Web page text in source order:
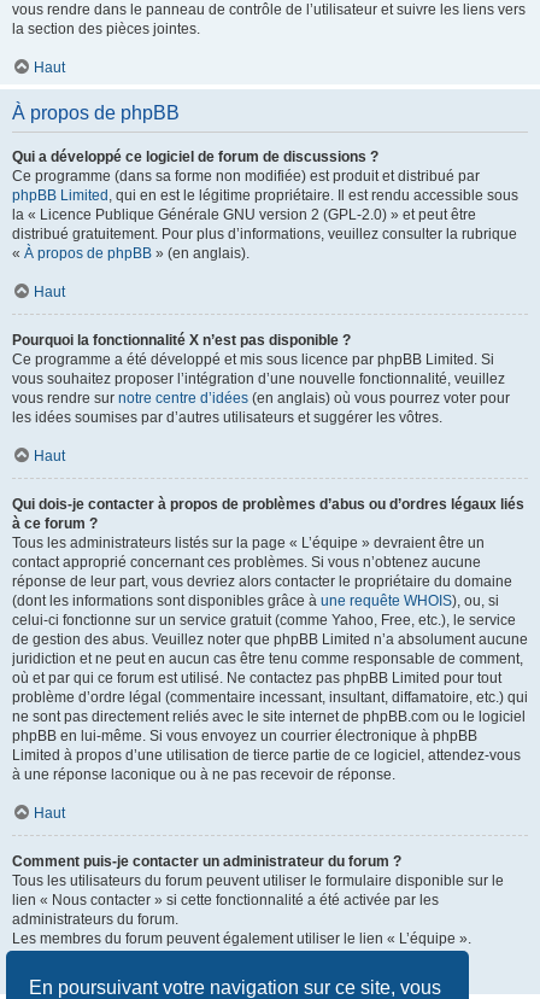
En poursuivant votre navigation sur ce site, vous
vous rendre dans le panneau de contrôle de l’utilisateur et suivre les liens vers
la section des pièces jointes.
Haut
À propos de phpBB
Qui a développé ce logiciel de forum de discussions ?
Ce programme (dans sa forme non modifiée) est produit et distribué par
phpBB Limited , qui en est le légitime propriétaire. Il est rendu accessible sous
la « Licence Publique Générale GNU version 2 (GPL-2.0) » et peut être
distribué gratuitement. Pour plus d’informations, veuillez consulter la rubrique
« À propos de phpBB » (en anglais).
Haut
Pourquoi la fonctionnalité X n’est pas disponible ?
Ce programme a été développé et mis sous licence par phpBB Limited. Si
vous souhaitez proposer l’intégration d’une nouvelle fonctionnalité, veuillez
vous rendre sur notre centre d’idées (en anglais) où vous pourrez voter pour
les idées soumises par d’autres utilisateurs et suggérer les vôtres.
Haut
Qui dois-je contacter à propos de problèmes d’abus ou d’ordres légaux liés
à ce forum ?
Tous les administrateurs listés sur la page « L’équipe » devraient être un
contact approprié concernant ces problèmes. Si vous n’obtenez aucune
réponse de leur part, vous devriez alors contacter le propriétaire du domaine
(dont les informations sont disponibles grâce à une requête WHOIS), ou, si
celui-ci fonctionne sur un service gratuit (comme Yahoo, Free, etc.), le service
de gestion des abus. Veuillez noter que phpBB Limited n’a absolument aucune
juridiction et ne peut en aucun cas être tenu comme responsable de comment,
où et par qui ce forum est utilisé. Ne contactez pas phpBB Limited pour tout
problème d’ordre légal (commentaire incessant, insultant, diffamatoire, etc.) qui
ne sont pas directement reliés avec le site internet de phpBB.com ou le logiciel
phpBB en lui-même. Si vous envoyez un courrier électronique à phpBB
Limited à propos d’une utilisation de tierce partie de ce logiciel, attendez-vous
à une réponse laconique ou à ne pas recevoir de réponse.
Haut
Comment puis-je contacter un administrateur du forum ?
Tous les utilisateurs du forum peuvent utiliser le formulaire disponible sur le
lien « Nous contacter » si cette fonctionnalité a été activée par les
administrateurs du forum.
Les membres du forum peuvent également utiliser le lien « L’équipe ».
Haut